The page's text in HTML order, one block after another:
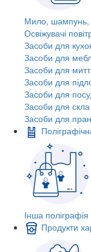
Мило, шампунь,
Освіжувачі
Засоби для
Засоби для
Засоби для
Засоби для
Засоби для
Засоби для скла
Засоби для
Інша поліграфія
Продукти